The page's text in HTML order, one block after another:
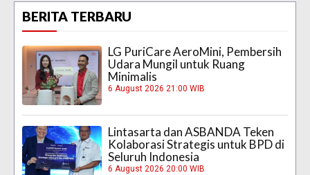
BERITA TERBARU
LG PuriCare AeroMini, Pembersih
Udara Mungil untuk Ruang
Minimalis
6 August 2026 21:00 WIB
Lintasarta dan ASBANDA Teken
Kolaborasi Strategis untuk BPD di
Seluruh Indonesia
6 August 2026 20:00 WIB